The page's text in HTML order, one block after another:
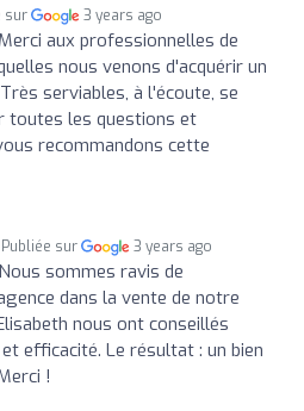
sur 3 years ago
Merci aux professionnelles de
nous venons d'acquérir un
serviables, à l'écoute, se
toutes les questions et
recommandons cette
Publiée sur 3 years ago
Nous sommes ravis de
dans la vente de notre
nous ont conseillés
efficacité. Le résultat : un bien
!